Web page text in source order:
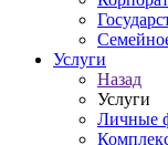
Услуги
Назад
Услуги
Личные